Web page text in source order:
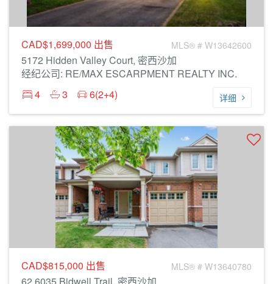
CAD$1,699,000 出售 MLS® # W13642600
5172 Hidden Valley Court, 密西沙加
经纪公司: RE/MAX ESCARPMENT REALTY INC.
4
3 6(2+4) 详细
CAD$815,000 出售 MLS® # W13640780